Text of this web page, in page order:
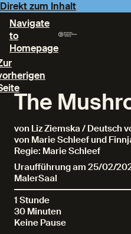
Direkt zum Inhalt
Navigate
to
Homepage
The
von Liz Ziemska / Deutsch
von Marie Schleef und
Regie: Marie Schleef
Uraufführung am 25/02/
MalerSaal
1 Stunde
30 Minuten
Keine Pause